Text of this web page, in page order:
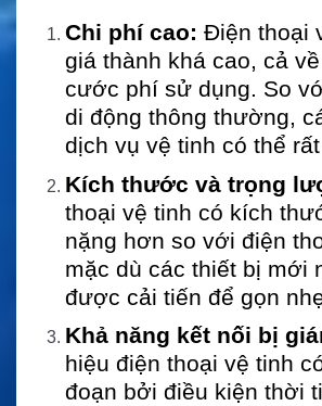
Chi phí cao: Điện thoại
giá thành khá cao, cả
cước phí sử dụng. So
di động thông thường,
dịch vụ vệ tinh có thể
Kích thước và trọng
thoại vệ tinh có kích
nặng hơn so với điện
mặc dù các thiết bị mới
được cải tiến để gọn
Khả năng kết nối bị
hiệu điện thoại vệ tinh
đoạn bởi điều kiện thời